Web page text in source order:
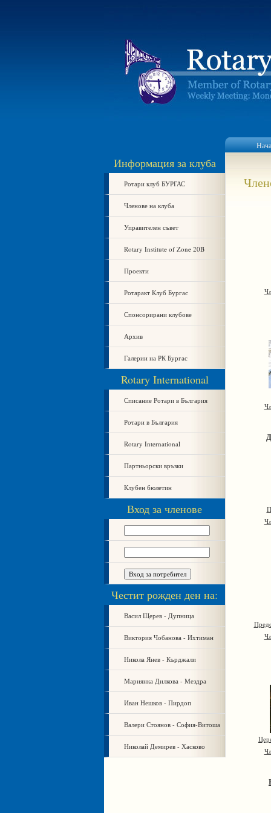
Информация за клуба
Ротари клуб БУРГАС
Членове на клуба
Управителен съвет
Rotary Institute of Zone 20B
Проекти
Ротаракт Клуб Бургас
Спонсорирани клубове
Архив
Галерии на РК Бургас
Rotary International
Списание Ротари в България
Ротари в България
Rotary International
Партньорски връзки
Клубен бюлетин
Вход за членове
Честит рожден ден на:
Васил Щерев - Дупница
Виктория Чобанова - Ихтиман
Никола Янев - Кърджали
Мариянка Дилкова - Мездра
Иван Нешков - Пирдоп
Валери Стоянов - София-Витоша
Николай Демирев - Хасково